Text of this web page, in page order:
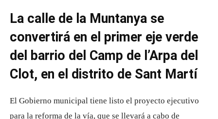
La calle de la Muntanya se
convertirá en el primer eje verde
del barrio del Camp de l’Arpa del
Clot, en el distrito de Sant Martí
El Gobierno municipal tiene listo el proyecto ejecutivo
para la reforma de la vía, que se llevará a cabo de